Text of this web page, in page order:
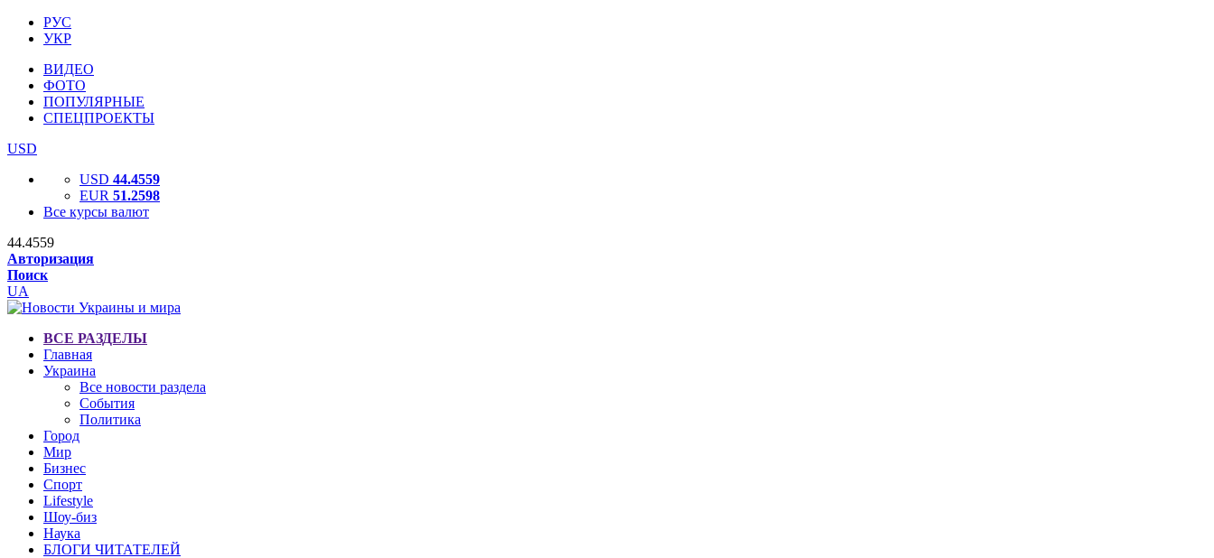
РУС
УКР
ВИДЕО
ФОТО
ПОПУЛЯРНЫЕ
СПЕЦПРОЕКТЫ
USD
USD 44.4559
EUR 51.2598
Все курсы валют
44.4559
Авторизация
Поиск
UA
ВСЕ РАЗДЕЛЫ
Главная
Украина
Все новости раздела
События
Политика
Город
Мир
Бизнес
Спорт
Lifestyle
Шоу-биз
Наука
БЛОГИ ЧИТАТЕЛЕЙ